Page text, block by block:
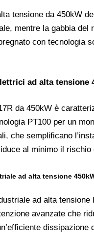
tensione da 450kW
mentre la gabbia
con
ad alta tensione
da 450kW è
PT100 per un
che semplificano
al minimo il
ad alta tensione
ad alta
avanzate che